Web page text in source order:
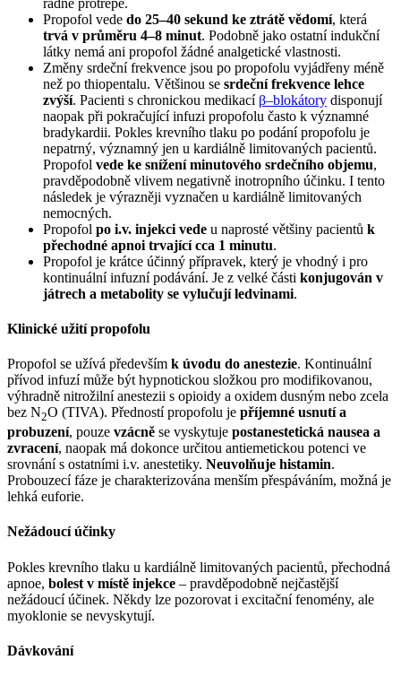
Propofol vede do 25–40 sekund ke ztrátě vědomí, která
trvá v průměru 4–8 minut. Podobně jako ostatní indukční
látky nemá ani propofol žádné analgetické vlastnosti.
Změny srdeční frekvence jsou po propofolu vyjádřeny méně
než po thiopentalu. Většinou se srdeční frekvence lehce
zvýší. Pacienti s chronickou medikací β–blokátory disponují
naopak při pokračující infuzi propofolu často k významné
bradykardii. Pokles krevního tlaku po podání propofolu je
nepatrný, významný jen u kardiálně limitovaných pacientů.
Propofol vede ke snížení minutového srdečního objemu,
pravděpodobně vlivem negativně inotropního účinku. I tento
následek je výrazněji vyznačen u kardiálně limitovaných
nemocných.
Propofol po i.v. injekci vede u naprosté většiny pacientů k
přechodné apnoi trvající cca 1 minutu.
Propofol je krátce účinný přípravek, který je vhodný i pro
kontinuální infuzní podávání. Je z velké části konjugován v
játrech a metabolity se vylučují ledvinami.
Klinické užití propofolu
Propofol se užívá především k úvodu do anestezie. Kontinuální
přívod infuzí může být hypnotickou složkou pro modifikovanou,
výhradně nitrožilní anestezii s opioidy a oxidem dusným nebo zcela
bez N2O (TIVA). Předností propofolu je příjemné usnutí a
probuzení, pouze vzácně se vyskytuje postanestetická nausea a
zvracení, naopak má dokonce určitou antiemetickou potenci ve
srovnání s ostatními i.v. anestetiky. Neuvolňuje histamin.
Probouzecí fáze je charakterizována menším přespáváním, možná je
lehká euforie.
Nežádoucí účinky
Pokles krevního tlaku u kardiálně limitovaných pacientů, přechodná
apnoe, bolest v místě injekce – pravděpodobně nejčastější
nežádoucí účinek. Někdy lze pozorovat i excitační fenomény, ale
myoklonie se nevyskytují.
Dávkování